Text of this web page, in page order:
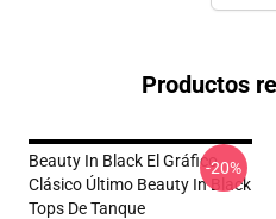
Productos
Beauty In Black El Gráfico
Clásico Último Beauty In Black
Tops De Tanque
-20%